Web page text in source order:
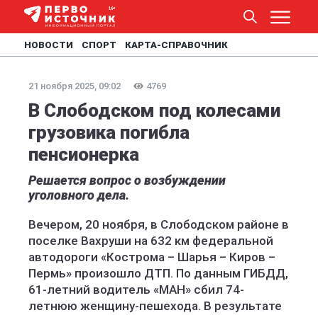
НОВОСТИ СПОРТ КАРТА-СПРАВОЧНИК
21 ноября 2025, 09:02 4769
В Слободском под колесами
грузовика погибла
пенсионерка
Решается вопрос о возбуждении
уголовного дела.
Вечером, 20 ноября, в Слободском районе в
поселке Вахруши на 632 км федеральной
автодороги «Кострома – Шарья – Киров –
Пермь» произошло ДТП. По данным ГИБДД,
61-летний водитель «МАН» сбил 74-
летнюю женщину-пешехода. В результате